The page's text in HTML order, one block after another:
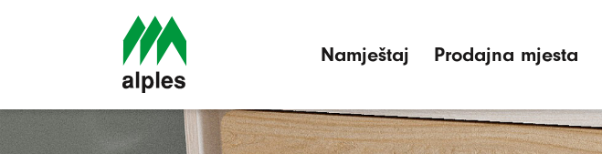
Namještaj Prodajna mjesta